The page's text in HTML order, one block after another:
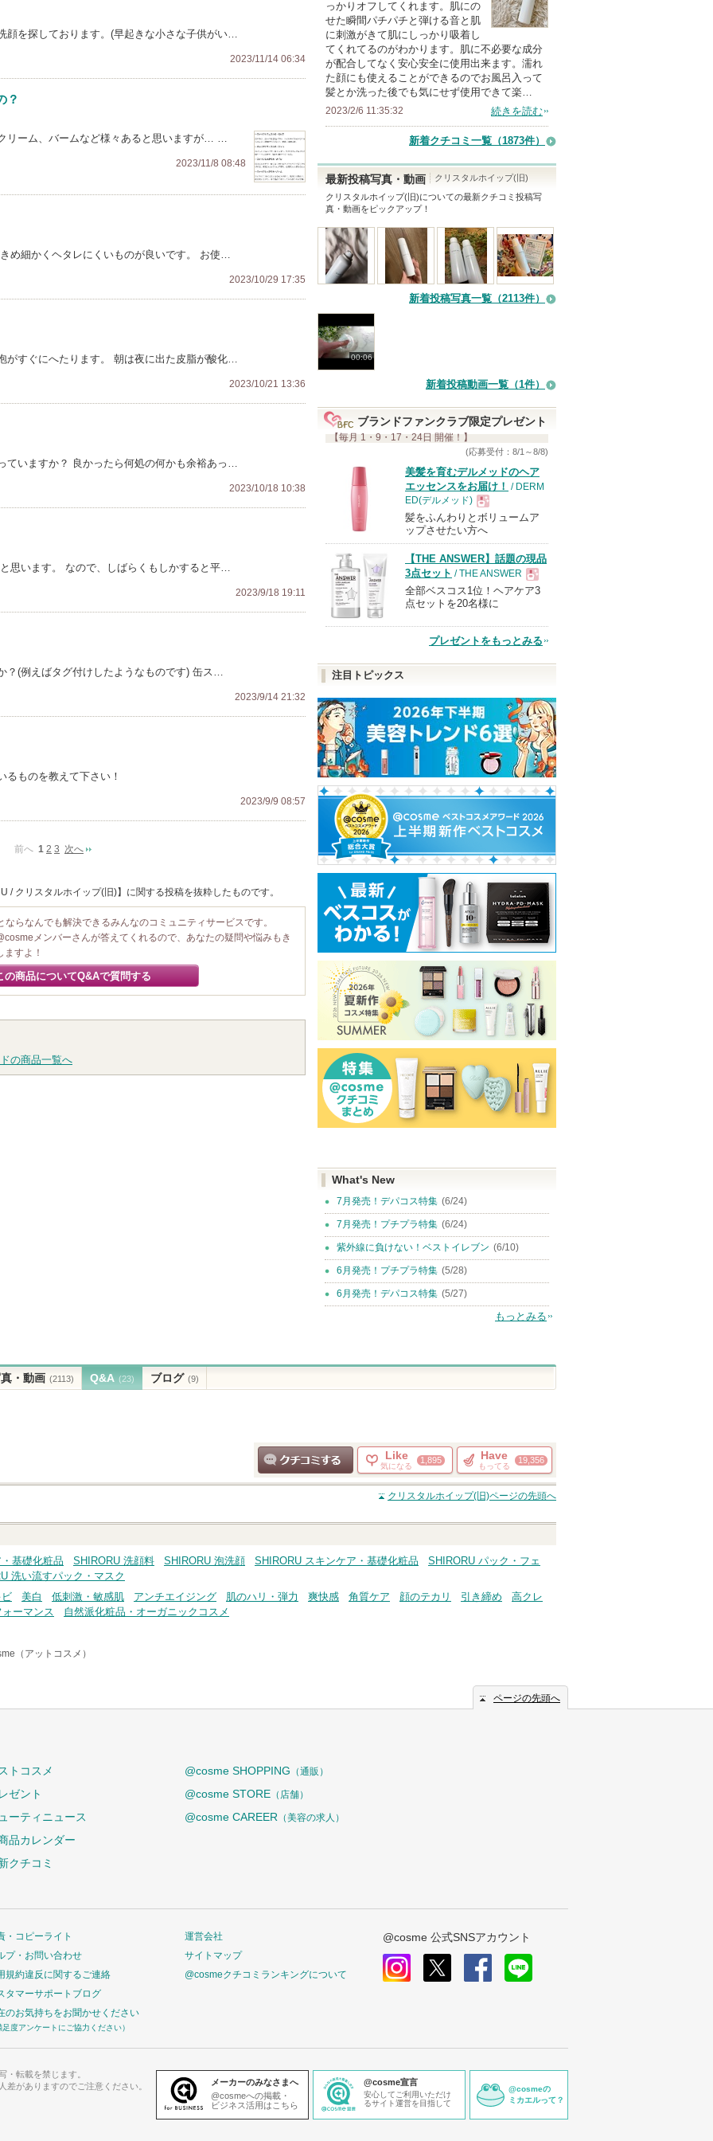
顔を探しております。(早起きな小さな子供がい…
2023/11/14 06:34
？
リーム、バームなど様々あると思いますが… …
2023/11/8 08:48
め細かくヘタレにくいものが良いです。 お使…
2023/10/29 17:35
がすぐにへたります。 朝は夜に出た皮脂が酸化…
2023/10/21 13:36
ていますか？ 良かったら何処の何かも余裕あっ…
2023/10/18 10:38
思います。 なので、しばらくもしかすると平…
2023/9/18 19:11
？(例えばタグ付けしたようなものです) 缶ス…
2023/9/14 21:32
るものを教えて下さい！
2023/9/9 08:57
前へ 1 2 3 次へ
/ クリスタルホイップ(旧)】に関する投稿を抜粋したものです。
ならなんでも解決できるみんなのコミュニティサービスです。
メンバーさんが答えてくれるので、あなたの疑問や悩みもき
すよ！
の商品についてQ&Aで質問する
の商品一覧へ
の
メ
ン
バ
ー
お
に
入
り
登
さ
れ
て
っかりオフしてくれます。肌にの
せた瞬間パチパチと弾ける音と肌
に刺激がきて肌にしっかり吸着し
てくれてるのがわかります。肌に不必要な成分
が配合してなく安心安全に使用出来ます。濡れ
た顔にも使えることができるのでお風呂入って
髪とか洗った後でも気にせず使用できて楽…
2023/2/6 11:35:32 続きを読む
新着クチコミ一覧 （1873件）
最新投稿写真・動画
クリスタルホイップ(旧)
クリスタルホイップ(旧)についての最新クチコミ投稿写
真・動画をピックアップ！
新着投稿写真一覧（2113件）
00:06
新着投稿動画一覧（1件）
ブランドファンクラブ限定プレゼント
【毎月 1・9・17・24日 開催！】
(応募受付：8/1～8/8)
美髪を育むデルメッドのヘア
エッセンスをお届け！ / DERM
ED(デルメッド)
現
品
髪をふんわりとボリュームア
ップさせたい方へ
【THE ANSWER】話題の現品
3点セット / THE ANSWER
現
品
全部ベスコス1位！ヘアケア3
点セットを20名様に
プレゼントをもっとみる
注目トピックス
What's New
7月発売！デパコス特集 (6/24)
7月発売！プチプラ特集 (6/24)
紫外線に負けない！ベストイレブン (6/10)
6月発売！プチプラ特集 (5/28)
6月発売！デパコス特集 (5/27)
もっとみる
・動画 (2113) Q&A (23) ブログ (9)
クチコミする
Like
気になる
1,895 Have
もってる
19,356
クリスタルホイップ(旧)ページの先頭へ
基礎化粧品 SHIRORU 洗顔料 SHIRORU 泡洗顔 SHIRORU スキンケア・基礎化粧品
SHIRORU パック・フェ
洗い流すパック・マスク
美白 低刺激・敏感肌 アンチエイジング 肌のハリ・弾力 爽快感 角質ケア 顔のテカリ 引き締め
高クレ
ーマンス
自然派化粧品・オーガニックコスメ
（アットコスメ）
ページの先頭へ
トコスメ
ゼント
ーティニュース
品カレンダー
クチコミ
@cosme SHOPPING （通販）
@cosme STORE （店舗）
@cosme CAREER （美容の求人）
・コピーライト
プ・お問い合わせ
規約違反に関するご連絡
タマーサポートブログ
のお気持ちをお聞かせください
足度アンケートにご協力ください）
運営会社
サイトマップ
@cosmeクチコミランキングについて
@cosme 公式SNSアカウント
・転載を禁じます。
がありますのでご注意ください。
メーカーのみなさまへ
@cosmeへの掲載・
ビジネス活用はこちら
@cosme宣言
安心してご利用いただけ
るサイト運営を目指して
@cosmeの
ミカエルって？